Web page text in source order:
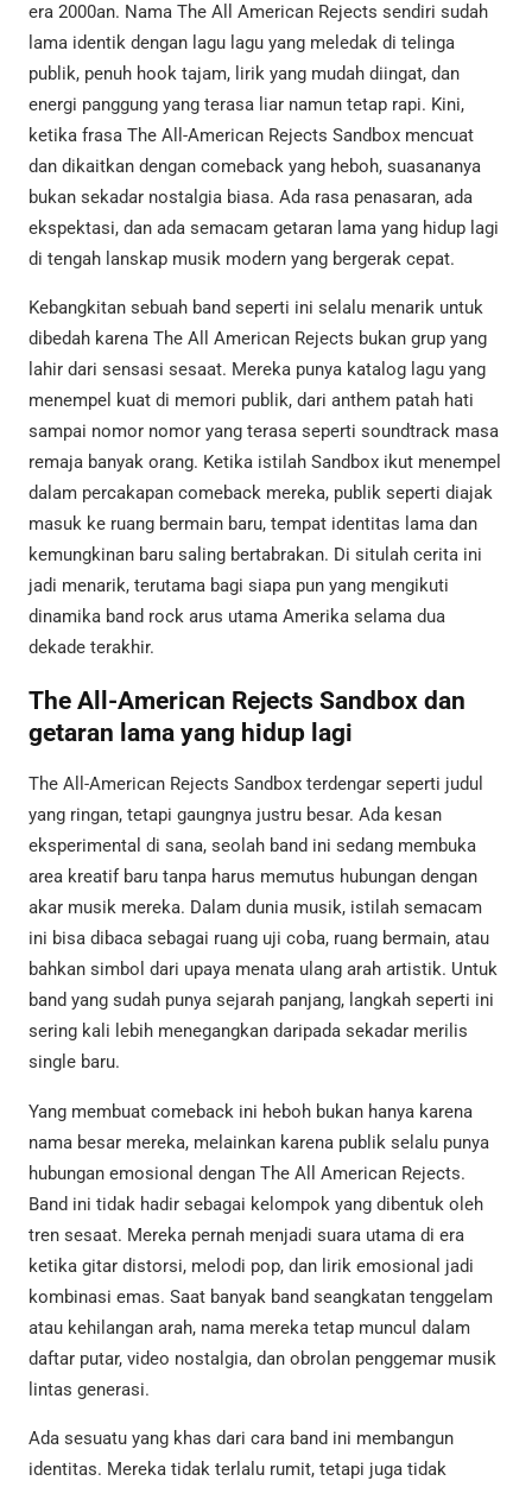
era 2000an. Nama The All American Rejects sendiri sudah
lama identik dengan lagu lagu yang meledak di telinga
publik, penuh hook tajam, lirik yang mudah diingat, dan
energi panggung yang terasa liar namun tetap rapi. Kini,
ketika frasa The All-American Rejects Sandbox mencuat
dan dikaitkan dengan comeback yang heboh, suasananya
bukan sekadar nostalgia biasa. Ada rasa penasaran, ada
ekspektasi, dan ada semacam getaran lama yang hidup lagi
di tengah lanskap musik modern yang bergerak cepat.
Kebangkitan sebuah band seperti ini selalu menarik untuk
dibedah karena The All American Rejects bukan grup yang
lahir dari sensasi sesaat. Mereka punya katalog lagu yang
menempel kuat di memori publik, dari anthem patah hati
sampai nomor nomor yang terasa seperti soundtrack masa
remaja banyak orang. Ketika istilah Sandbox ikut menempel
dalam percakapan comeback mereka, publik seperti diajak
masuk ke ruang bermain baru, tempat identitas lama dan
kemungkinan baru saling bertabrakan. Di situlah cerita ini
jadi menarik, terutama bagi siapa pun yang mengikuti
dinamika band rock arus utama Amerika selama dua
dekade terakhir.
The All-American Rejects Sandbox dan
getaran lama yang hidup lagi
The All-American Rejects Sandbox terdengar seperti judul
yang ringan, tetapi gaungnya justru besar. Ada kesan
eksperimental di sana, seolah band ini sedang membuka
area kreatif baru tanpa harus memutus hubungan dengan
akar musik mereka. Dalam dunia musik, istilah semacam
ini bisa dibaca sebagai ruang uji coba, ruang bermain, atau
bahkan simbol dari upaya menata ulang arah artistik. Untuk
band yang sudah punya sejarah panjang, langkah seperti ini
sering kali lebih menegangkan daripada sekadar merilis
single baru.
Yang membuat comeback ini heboh bukan hanya karena
nama besar mereka, melainkan karena publik selalu punya
hubungan emosional dengan The All American Rejects.
Band ini tidak hadir sebagai kelompok yang dibentuk oleh
tren sesaat. Mereka pernah menjadi suara utama di era
ketika gitar distorsi, melodi pop, dan lirik emosional jadi
kombinasi emas. Saat banyak band seangkatan tenggelam
atau kehilangan arah, nama mereka tetap muncul dalam
daftar putar, video nostalgia, dan obrolan penggemar musik
lintas generasi.
Ada sesuatu yang khas dari cara band ini membangun
identitas. Mereka tidak terlalu rumit, tetapi juga tidak